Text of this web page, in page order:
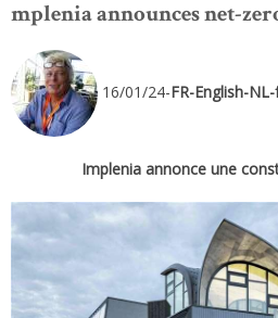
mplenia announces net-
16/01/24-FR-English-
Implenia annonce une